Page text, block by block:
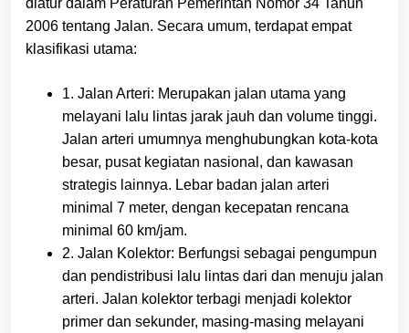
diatur dalam Peraturan Pemerintah Nomor 34 Tahun
2006 tentang Jalan. Secara umum, terdapat empat
klasifikasi utama:
1. Jalan Arteri: Merupakan jalan utama yang
melayani lalu lintas jarak jauh dan volume tinggi.
Jalan arteri umumnya menghubungkan kota-kota
besar, pusat kegiatan nasional, dan kawasan
strategis lainnya. Lebar badan jalan arteri
minimal 7 meter, dengan kecepatan rencana
minimal 60 km/jam.
2. Jalan Kolektor: Berfungsi sebagai pengumpun
dan pendistribusi lalu lintas dari dan menuju jalan
arteri. Jalan kolektor terbagi menjadi kolektor
primer dan sekunder, masing-masing melayani